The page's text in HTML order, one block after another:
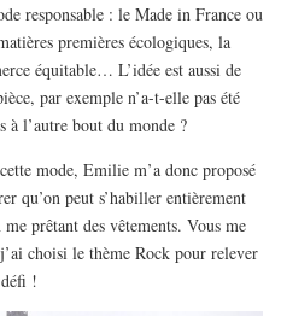
responsable : le Made in France ou
premières écologiques, la
équitable… L’idée est aussi de
par exemple n’a-t-elle pas été
à l’autre bout du monde ?
mode, Emilie m’a donc proposé
qu’on peut s’habiller entièrement
prêtant des vêtements. Vous me
choisi le thème Rock pour relever
!